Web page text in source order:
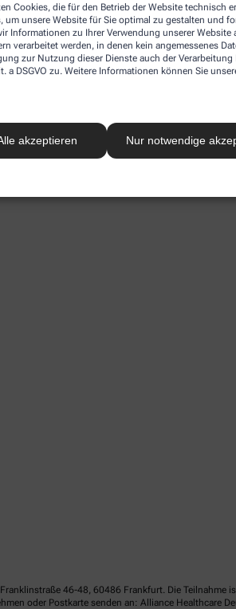
Cookies, die für den Betrieb der Website technisch
um unsere Website für Sie optimal zu gestalten und
Informationen zu Ihrer Verwendung unserer Website
verarbeitet werden, in denen kein angemessenes
zur Nutzung dieser Dienste auch der
a DSGVO zu. Weitere Informationen können Sie
akzeptieren Nur notwendige
46-48, 60486 Frankfurt. Die
oder Postkarte senden an: Alliance Healthcare